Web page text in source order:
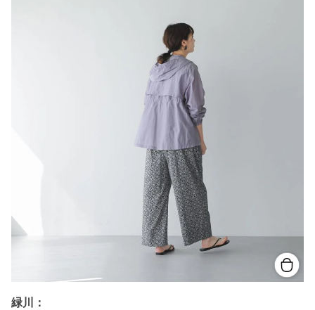
緑川：